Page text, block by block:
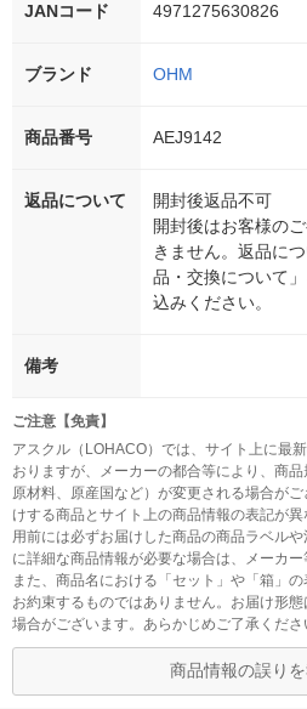
JANコード 4971275630826
ブランド OHM
商品番号 AEJ9142
返品について
開封後返品不可
開封後はお客様の
きません。返品に
品・交換について
込みください。
備考
ご注意【免責】
アスクル（LOHACO）では、サイト上に最
おりますが、メーカーの都合等により、商品
原材料、原産国など）が変更される場合が
けする商品とサイト上の商品情報の表記が
用前には必ずお届けした商品の商品ラベル
に詳細な商品情報が必要な場合は、メーカー
また、商品名における「セット」や「箱」
お約束するものではありません。お届け形
場合がございます。あらかじめご了承くださ
商品情報の誤り